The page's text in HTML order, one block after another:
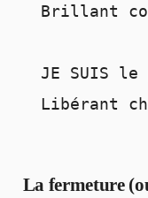
Brillant
JE SUIS
Libérant
La fermeture